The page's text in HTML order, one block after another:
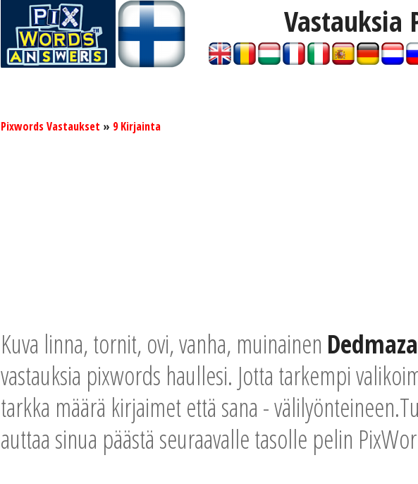
Vastauksia
Pixwords Vastaukset » 9 Kirjainta
Kuva linna, tornit, ovi, vanha, muinainen
vastauksia pixwords haullesi. Jotta tarkempi
tarkka määrä kirjaimet että sana -
auttaa sinua päästä seuraavalle tasolle pelin